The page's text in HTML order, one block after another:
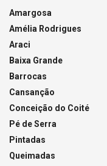
Amargosa
Amélia Rodrigues
Araci
Baixa Grande
Barrocas
Cansanção
Conceição do Coité
Pé de Serra
Pintadas
Queimadas